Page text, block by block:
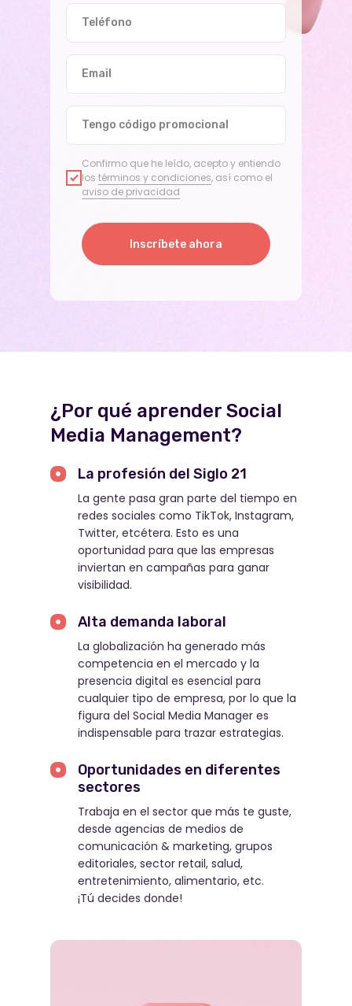
Teléfono
Email
Tengo código promocional
Confirmo que he leído, acepto y entiendo
los términos y condiciones, así como el
aviso de privacidad
Inscríbete ahora
¿Por qué aprender Social
Media Management?
La gente pasa gran parte del tiempo en
redes sociales como TikTok, Instagram,
Twitter, etcétera. Esto es una
oportunidad para que las empresas
inviertan en campañas para ganar
visibilidad.
La profesión del Siglo 21
La globalización ha generado más
competencia en el mercado y la
presencia digital es esencial para
cualquier tipo de empresa, por lo que la
figura del Social Media Manager es
indispensable para trazar estrategias.
Alta demanda laboral
Trabaja en el sector que más te guste,
desde agencias de medios de
comunicación & marketing, grupos
editoriales, sector retail, salud,
entretenimiento, alimentario, etc.
¡Tú decides donde!
Oportunidades en diferentes
sectores